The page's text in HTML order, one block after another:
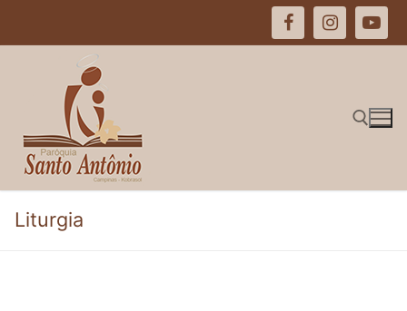
Pesquisar por:
Liturgia